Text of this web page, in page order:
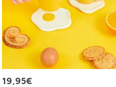
19,95€